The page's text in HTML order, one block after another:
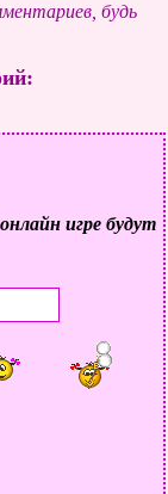
будь
игре будут